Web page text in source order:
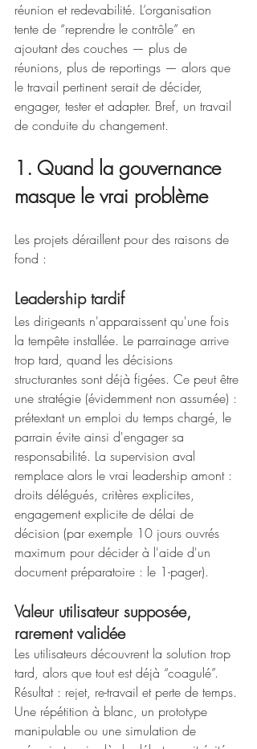
réunion et redevabilité. L’organisation
tente de “reprendre le contrôle” en
ajoutant des couches — plus de
réunions, plus de reportings — alors que
le travail pertinent serait de décider,
engager, tester et adapter. Bref, un travail
de conduite du changement.
1. Quand la gouvernance
masque le vrai problème
Les projets déraillent pour des raisons de
fond :
Leadership tardif
Les dirigeants n'apparaissent qu'une fois
la tempête installée. Le parrainage arrive
trop tard, quand les décisions
structurantes sont déjà figées. Ce peut être
une stratégie (évidemment non assumée) :
prétextant un emploi du temps chargé, le
parrain évite ainsi d'engager sa
responsabilité. La supervision aval
remplace alors le vrai leadership amont :
droits délégués, critères explicites,
engagement explicite de délai de
décision (par exemple 10 jours ouvrés
maximum pour décider à l'aide d'un
document préparatoire : le 1-pager).
Valeur utilisateur supposée,
rarement validée
Les utilisateurs découvrent la solution trop
tard, alors que tout est déjà “coagulé”.
Résultat : rejet, re-travail et perte de temps.
Une répétition à blanc, un prototype
manipulable ou une simulation de